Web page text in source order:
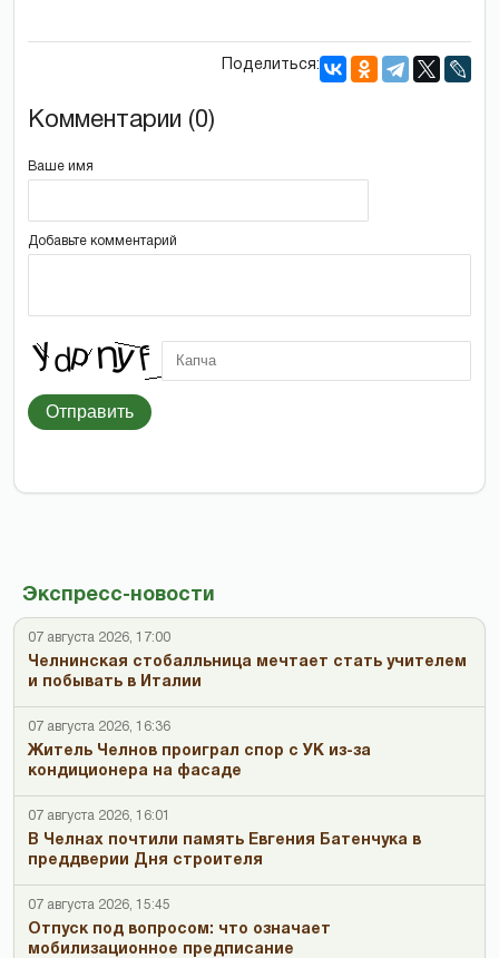
Экспресс-новости
07 августа 2026, 17:00
Челнинская стобалльница мечтает стать учителем
и побывать в Италии
07 августа 2026, 16:36
Житель Челнов проиграл спор с УК из-за
кондиционера на фасаде
07 августа 2026, 16:01
В Челнах почтили память Евгения Батенчука в
преддверии Дня строителя
07 августа 2026, 15:45
Отпуск под вопросом: что означает
мобилизационное предписание
Поделиться:
Комментарии (0)
Ваше имя
Добавьте комментарий
Отправить